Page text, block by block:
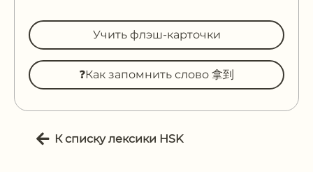
Учить флэш-карточки
❓Как запомнить слово 拿到
К списку лексики HSK